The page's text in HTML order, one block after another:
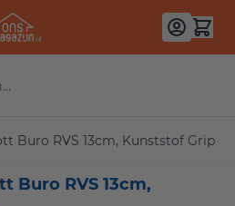
Buro RVS 13cm, Kunststof Grip
Buro RVS 13cm,